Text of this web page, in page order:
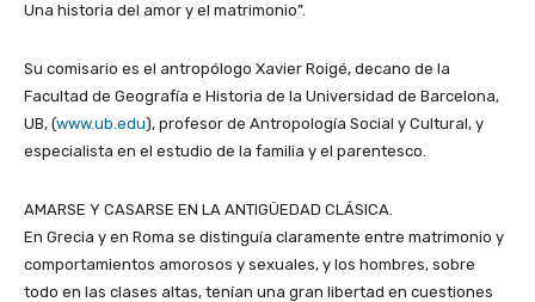
Una historia del amor y el matrimonio”.
Su comisario es el antropólogo Xavier Roigé, decano de la
Facultad de Geografía e Historia de la Universidad de Barcelona,
UB, (www.ub.edu), profesor de Antropología Social y Cultural, y
especialista en el estudio de la familia y el parentesco.
AMARSE Y CASARSE EN LA ANTIGÜEDAD CLÁSICA.
En Grecia y en Roma se distinguía claramente entre matrimonio y
comportamientos amorosos y sexuales, y los hombres, sobre
todo en las clases altas, tenían una gran libertad en cuestiones